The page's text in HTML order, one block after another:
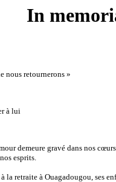
In
nous retournerons »
à lui
demeure gravé dans nos
esprits.
la retraite à Ouagadougou, ses